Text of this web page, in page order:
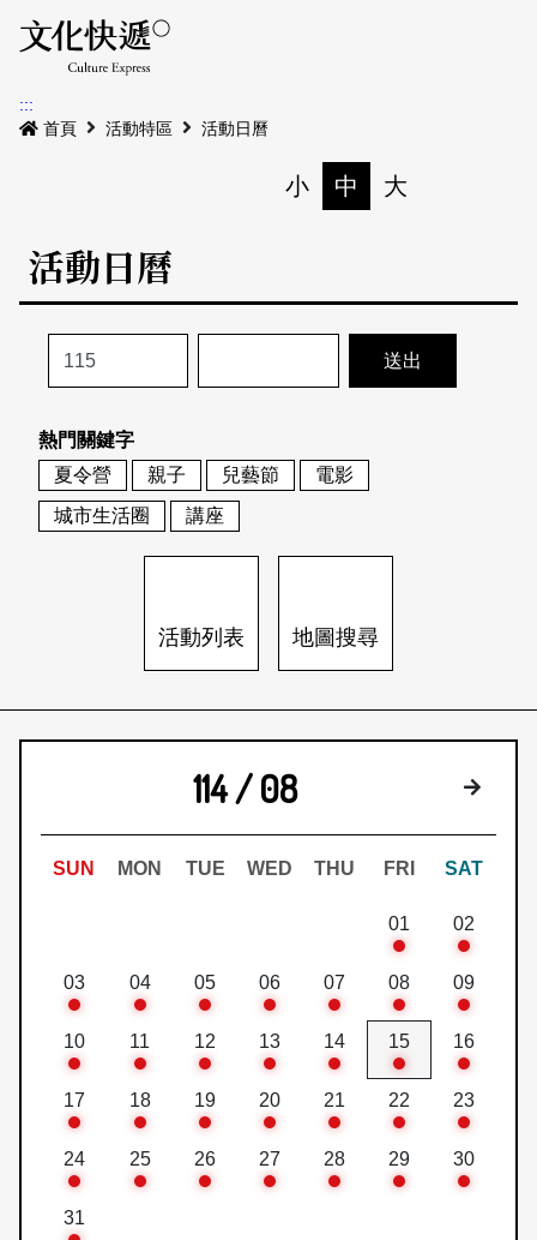
最新公告
本期專題
歷史專題
活動特區
活動列表
地圖搜尋
關於我們
關於我們
刊物索取地點
會員基本資料
刊登活動
網站導覽 English
日本語 登入/註冊
:::
首頁
活動特區 活動日曆
小 中 大
活動日曆
熱門關鍵字
夏令營
親子 兒藝節
電影
城市生活圈
講座
活動列表 地圖搜尋
114 / 08 下個月
SUN MON TUE WED THU FRI SAT
01 02
03 04 05 06 07 08 09
10 11 12 13 14 15 16
17 18 19 20 21 22 23
24 25 26 27 28 29 30
31